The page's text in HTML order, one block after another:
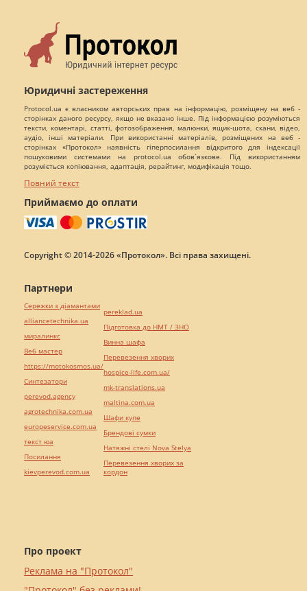
Юридичні застереження
Protocol.ua є власником авторських прав на інформацію, розміщену на веб -
сторінках даного ресурсу, якщо не вказано інше. Під інформацією розуміються
тексти, коментарі, статті, фотозображення, малюнки, ящик-шота, скани, відео,
аудіо, інші матеріали. При використанні матеріалів, розміщених на веб -
сторінках «Протокол» наявність гіперпосилання відкритого для індексації
пошуковими системами на protocol.ua обов`язкове. Під використанням
розуміється копіювання, адаптація, рерайтинг, модифікація тощо.
Повний текст
Приймаємо до оплати
Copyright © 2014-2026 «Протокол». Всі права захищені.
Про проект
Реклама на "Протокол"
Партнери
Сережки з діамантами
alliancetechnika.ua
миралинкс
Веб мастер
https://motokosmos.ua/
Синтезатори
perevod.agency
agrotechnika.com.ua
europeservice.com.ua
текст юа
Посилання
kievperevod.com.ua
pereklad.ua
Підготовка до НМТ / ЗНО
Винна шафа
Перевезення хворих
hospice-life.com.ua/
mk-translations.ua
maltina.com.ua
Шафи купе
Брендові сумки
Натяжні стелі Nova Stelya
Перевезення хворих за
кордон